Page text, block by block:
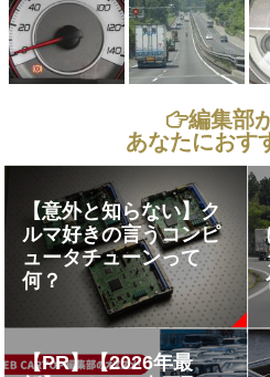
編集部
あなたにおす
【意外と知らない】ク
ルマ好きの言うコンピ
ュータチューンって
何？
【PR】【2026年最